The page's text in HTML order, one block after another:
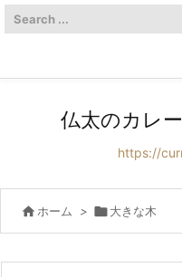
仏太のカレ
https://
 ホーム > 大きな木